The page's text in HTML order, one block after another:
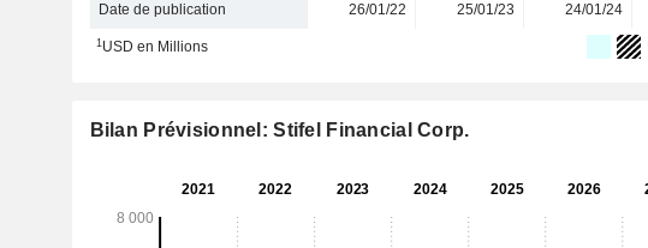
Date de publication 26/01/22 25/01/23 24/01/24
1USD en Millions
Bilan Prévisionnel: Stifel Financial Corp.